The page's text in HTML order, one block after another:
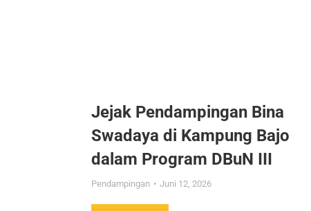
Jejak Pendampingan Bina
Swadaya di Kampung Bajo
dalam Program DBuN III
Pendampingan Juni 12, 2026